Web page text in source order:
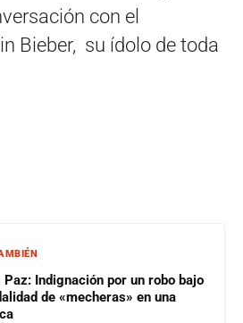
con el
Bieber, su ídolo de toda
Paz: Indignación por un robo bajo
de «mecheras» en una